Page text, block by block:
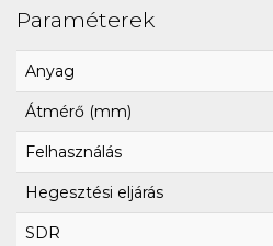
Paraméterek
Anyag
Átmérő (mm)
Felhasználás
Hegesztési eljárás
SDR